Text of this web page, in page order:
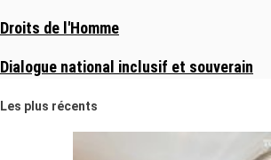
Droits de l'Homme
Dialogue national inclusif et souverain
Les plus récents